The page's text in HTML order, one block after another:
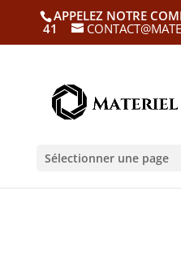
APPELEZ NOTRE
41
Sélectionner une page